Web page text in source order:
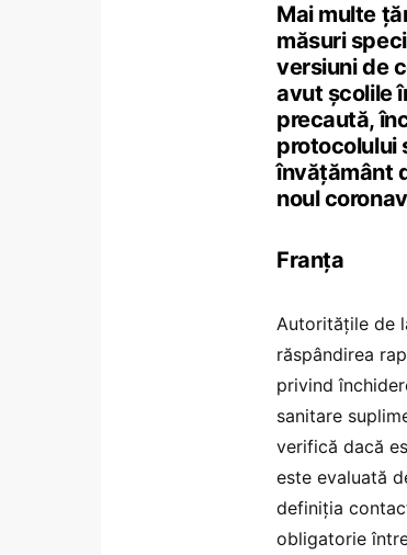
Mai multe
măsuri
versiuni de
avut școlile
precaută,
protocolului
învățământ
noul
Franța
Autoritățile de
răspândirea
privind
sanitare
verifică dacă
este evaluată
definiția
obligatorie